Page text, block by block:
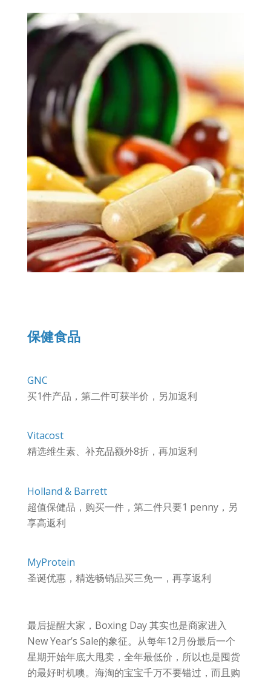
保健食品
GNC
买1件产品，第二件可获半价，另加返利
Vitacost
精选维生素、补充品额外8折，再加返利
Holland & Barrett
超值保健品，购买一件，第二件只要1 penny，另
享高返利
MyProtein
圣诞优惠，精选畅销品买三免一，再享返利
最后提醒大家，Boxing Day 其实也是商家进入
New Year’s Sale的象征。从每年12月份最后一个
星期开始年底大甩卖，全年最低价，所以也是囤货
的最好时机噢。海淘的宝宝千万不要错过，而且购